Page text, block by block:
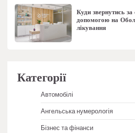
Куди звернутись
допомогою на
лікування
Категорії
Автомобілі
Ангельська нумерологія
Бізнес та фінанси